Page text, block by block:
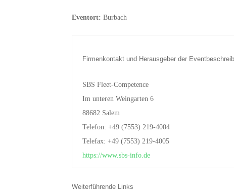
Eventort: Burbach
Firmenkontakt und Herausgeber der
SBS Fleet-Competence
Im unteren Weingarten 6
88682 Salem
Telefon: +49 (7553) 219-4004
Telefax: +49 (7553) 219-4005
https://www.sbs-info.de
Weiterführende Links